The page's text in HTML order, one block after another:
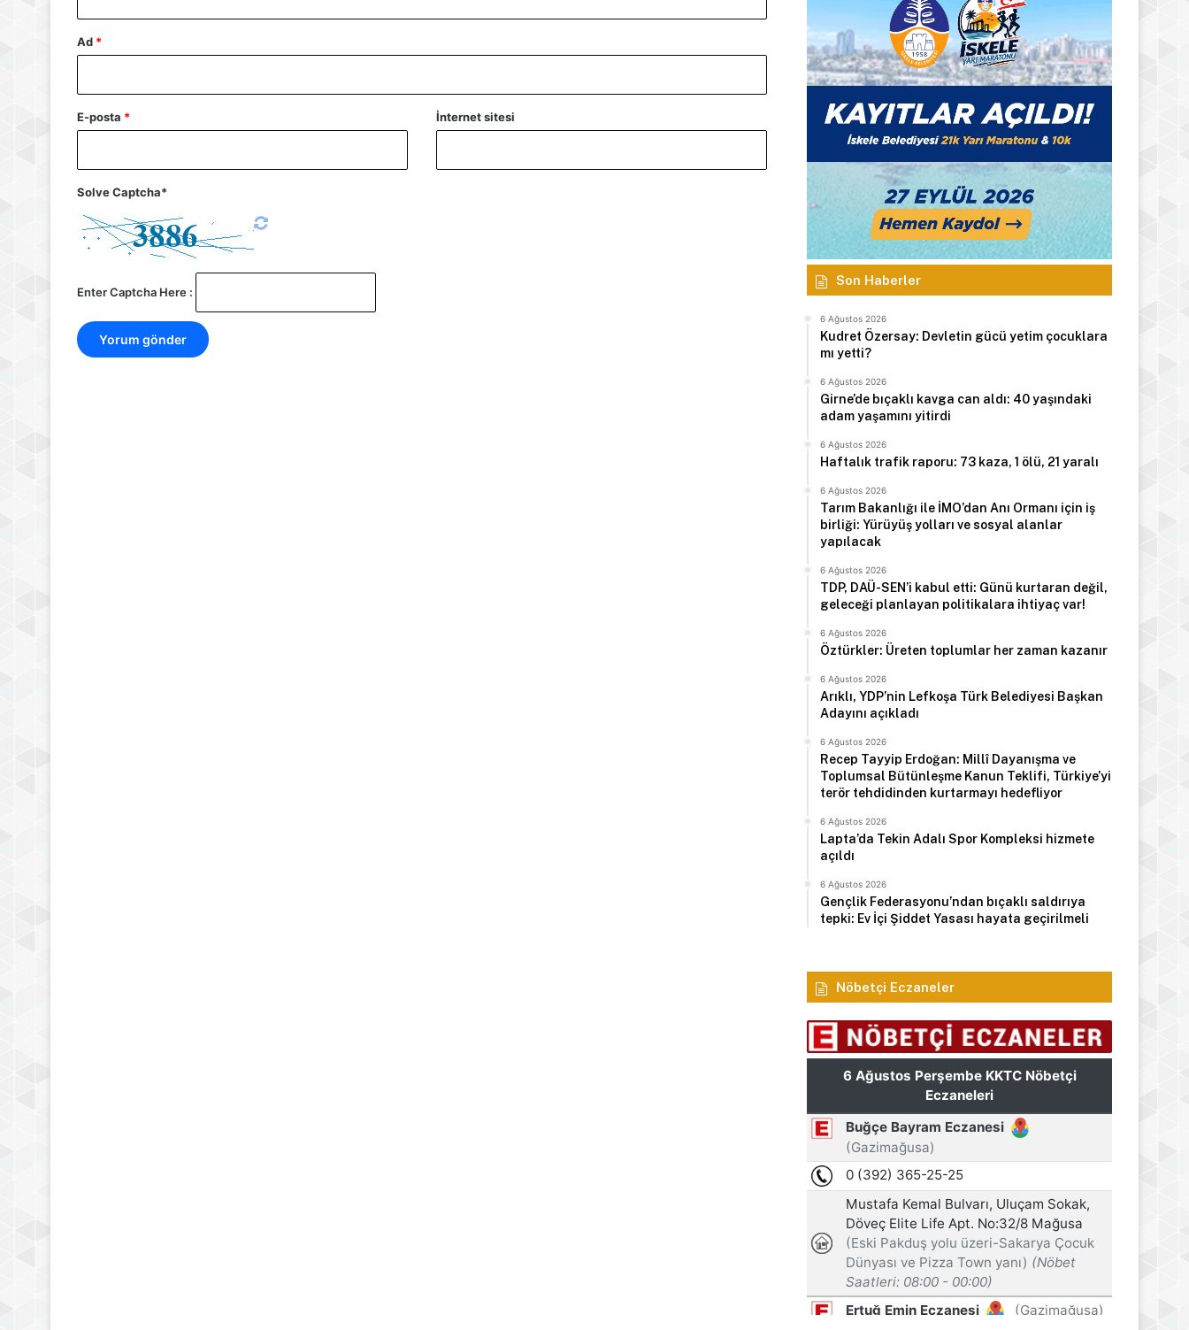
Ad *
E-posta * İnternet sitesi
Solve Captcha*
Enter Captcha Here :
Son Haberler
6 Ağustos 2026
Kudret Özersay: Devletin gücü yetim çocuklara
mı yetti?
6 Ağustos 2026
Girne’de bıçaklı kavga can aldı: 40 yaşındaki
adam yaşamını yitirdi
6 Ağustos 2026
Haftalık trafik raporu: 73 kaza, 1 ölü, 21 yaralı
6 Ağustos 2026
Tarım Bakanlığı ile İMO’dan Anı Ormanı için iş
birliği: Yürüyüş yolları ve sosyal alanlar
yapılacak
6 Ağustos 2026
TDP, DAÜ-SEN’i kabul etti: Günü kurtaran değil,
geleceği planlayan politikalara ihtiyaç var!
6 Ağustos 2026
Öztürkler: Üreten toplumlar her zaman kazanır
6 Ağustos 2026
Arıklı, YDP’nin Lefkoşa Türk Belediyesi Başkan
Adayını açıkladı
6 Ağustos 2026
Recep Tayyip Erdoğan: Millî Dayanışma ve
Toplumsal Bütünleşme Kanun Teklifi, Türkiye’yi
terör tehdidinden kurtarmayı hedefliyor
6 Ağustos 2026
Lapta’da Tekin Adalı Spor Kompleksi hizmete
açıldı
6 Ağustos 2026
Gençlik Federasyonu’ndan bıçaklı saldırıya
tepki: Ev İçi Şiddet Yasası hayata geçirilmeli
Nöbetçi Eczaneler